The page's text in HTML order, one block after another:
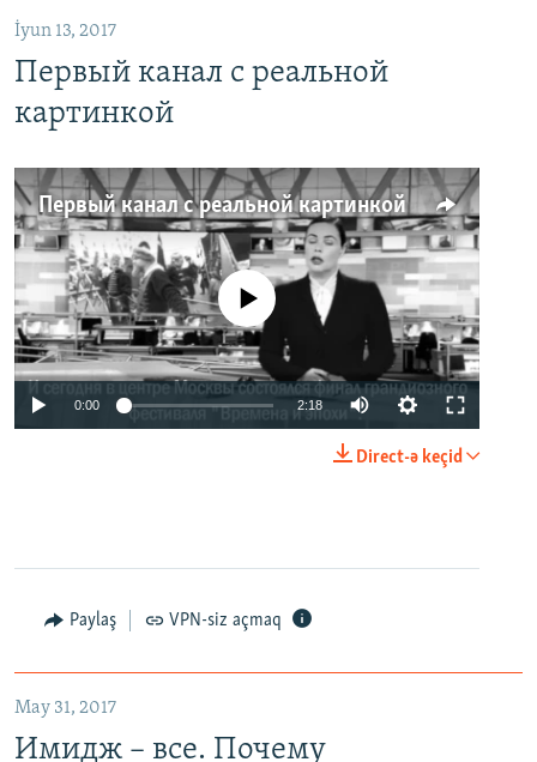
İyun 13, 2017
Первый канал с реальной
картинкой
Первый канал с реальной картинкой
No media source currently available
0:00 2:18
Direct-ə keçid
Paylaş VPN-siz açmaq
May 31, 2017
Имидж – все. Почему